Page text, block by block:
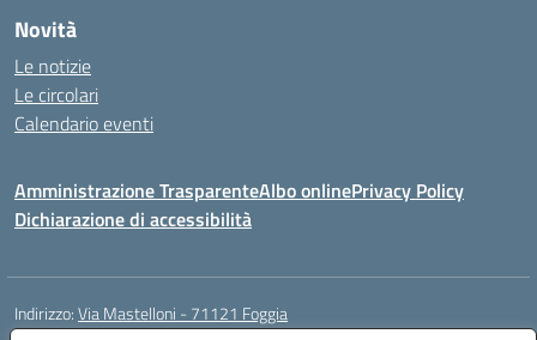
Novità
Le notizie
Le circolari
Calendario eventi
Amministrazione TrasparenteAlbo onlinePrivacy Policy
Dichiarazione di accessibilità
Indirizzo:Via Mastelloni - 71121 Foggia